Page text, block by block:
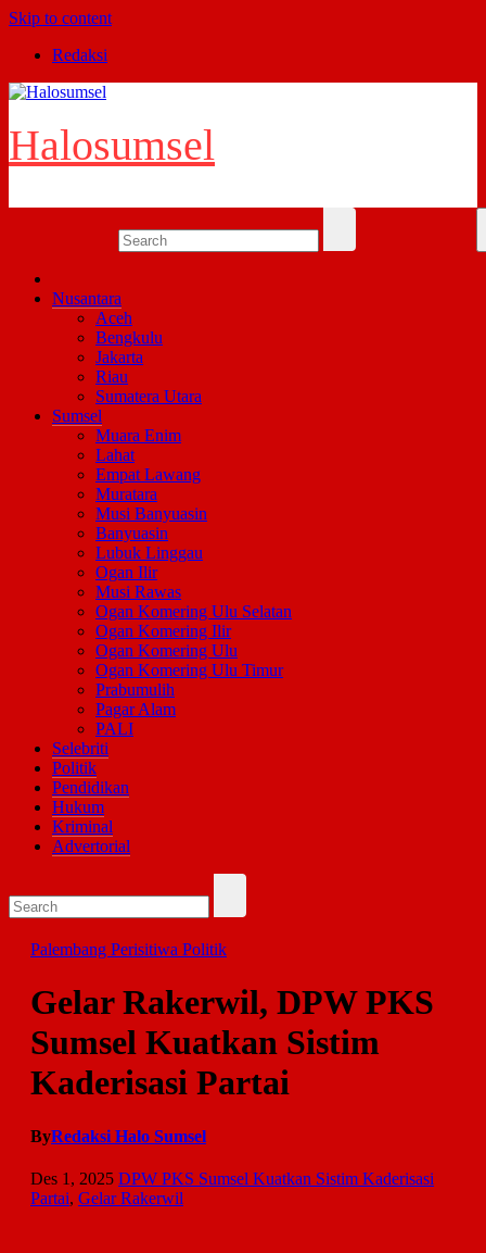
Skip to content
Redaksi
Halosumsel
Nusantara
Aceh
Bengkulu
Jakarta
Riau
Sumatera Utara
Sumsel
Muara Enim
Lahat
Empat Lawang
Muratara
Musi Banyuasin
Banyuasin
Lubuk Linggau
Ogan Ilir
Musi Rawas
Ogan Komering Ulu Selatan
Ogan Komering Ilir
Ogan Komering Ulu
Ogan Komering Ulu Timur
Prabumulih
Pagar Alam
PALI
Selebriti
Politik
Pendidikan
Hukum
Kriminal
Advertorial
Palembang Perisitiwa Politik
Gelar Rakerwil, DPW PKS
Sumsel Kuatkan Sistim
Kaderisasi Partai
ByRedaksi Halo Sumsel
Des 1, 2025 DPW PKS Sumsel Kuatkan Sistim Kaderisasi
Partai, Gelar Rakerwil